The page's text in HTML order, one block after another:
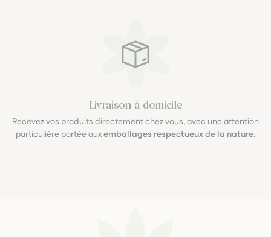
Livraison à domicile
Recevez vos produits directement chez vous, avec une attention
particulière portée auxemballages respectueux de la nature.